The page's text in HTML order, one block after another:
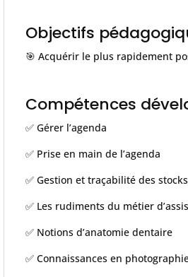
Objectifs
🎯 Acquérir le plus rapidement
Compétences
✅ Gérer l’agenda
✅ Prise en main de l’agenda
✅ Gestion et traçabilité des stocks
✅ Les rudiments du métier
✅ Notions d’anatomie dentaire
✅ Connaissances en